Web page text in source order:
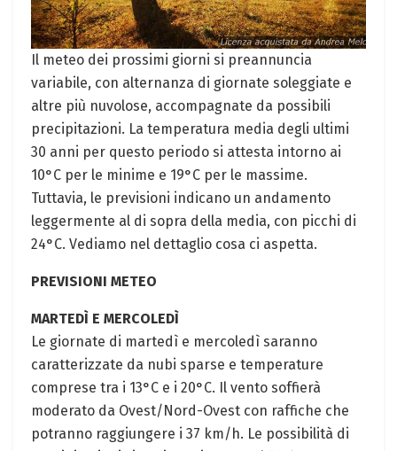
Il meteo dei prossimi giorni si preannuncia
variabile, con alternanza di giornate soleggiate e
altre più nuvolose, accompagnate da possibili
precipitazioni. La temperatura media degli ultimi
30 anni per questo periodo si attesta intorno ai
10°C per le minime e 19°C per le massime.
Tuttavia, le previsioni indicano un andamento
leggermente al di sopra della media, con picchi di
24°C. Vediamo nel dettaglio cosa ci aspetta.
PREVISIONI METEO
MARTEDÌ E MERCOLEDÌ
Le giornate di martedì e mercoledì saranno
caratterizzate da nubi sparse e temperature
comprese tra i 13°C e i 20°C. Il vento soffierà
moderato da Ovest/Nord-Ovest con raffiche che
potranno raggiungere i 37 km/h. Le possibilità di